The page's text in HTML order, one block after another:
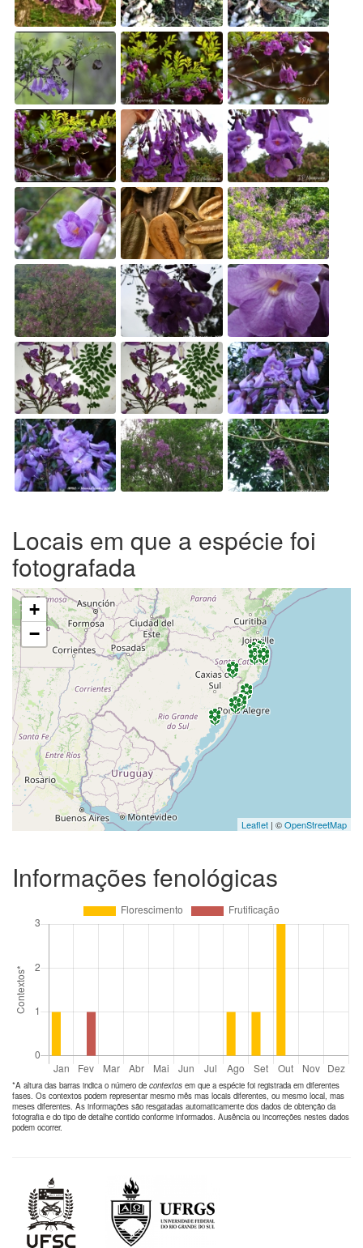
Locais em que a espécie foi
fotografada
+
−
Leaflet | ©OpenStreetMap
Informações fenológicas
*A altura das barras indica o número de contextos em que a espécie foi registrada em diferentes
fases. Os contextos podem representar mesmo mês mas locais diferentes, ou mesmo local, mas
meses diferentes. As informações são resgatadas automaticamente dos dados de obtenção da
fotografia e do tipo de detalhe contido conforme informados. Ausência ou incorreções nestes dados
podem ocorrer.